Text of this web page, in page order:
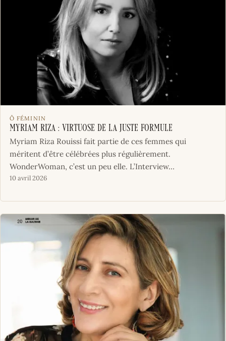
Ô FÉMININ
Myriam Riza : Virtuose de la Juste Formule
Myriam Riza Rouissi fait partie de ces femmes qui
méritent d’être célébrées plus régulièrement.
WonderWoman, c’est un peu elle. L’Interview…
10 avril 2026